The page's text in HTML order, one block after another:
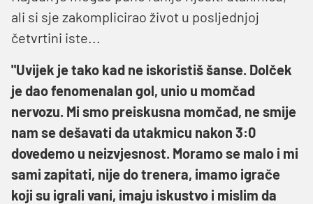
ali si sje zakomplicirao život u posljednjoj
četvrtini iste...
"Uvijek je tako kad ne iskoristiš šanse. Dolček
je dao fenomenalan gol, unio u momčad
nervozu. Mi smo preiskusna momčad, ne smije
nam se dešavati da utakmicu nakon 3:0
dovedemo u neizvjesnost. Moramo se malo i mi
sami zapitati, nije do trenera, imamo igrače
koji su igrali vani, imaju iskustvo i mislim da